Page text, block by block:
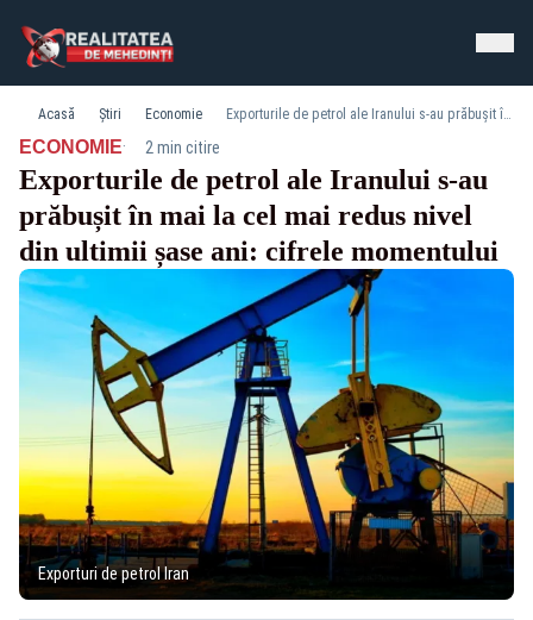
Acasă Știri Economie Exporturile de petrol ale Iranului s-au prăbușit în mai la cel mai redus nivel din ultimii șase ani: cifrele momentului
ECONOMIE· 2 min citire
Exporturile de petrol ale Iranului s-au
prăbușit în mai la cel mai redus nivel
din ultimii șase ani: cifrele momentului
Exporturi de petrol Iran